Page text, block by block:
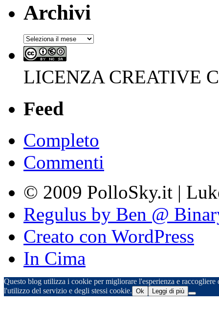
Archivi
Archivi
LICENZA CREATIVE
Feed
Completo
Commenti
© 2009 PolloSky.it |
Regulus by Ben @
Creato con WordPress
In Cima
Questo blog utilizza i cookie per migliorare l'esperienza e
l'utilizzo del servizio e degli stessi cookie. Ok Leggi di più